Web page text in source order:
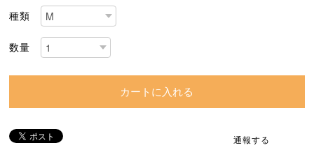
種類
数量
カートに入れる
通報する